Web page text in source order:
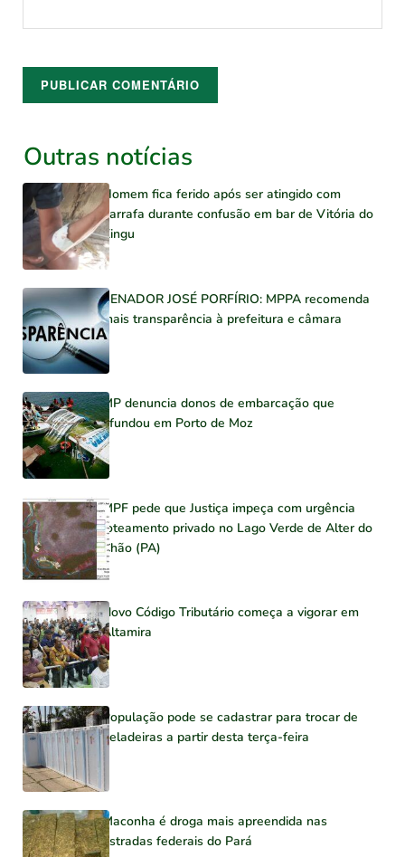
Outras notícias
Homem fica ferido após ser atingido com
garrafa durante confusão em bar de Vitória do
Xingu
SENADOR JOSÉ PORFÍRIO: MPPA recomenda
mais transparência à prefeitura e câmara
MP denuncia donos de embarcação que
afundou em Porto de Moz
MPF pede que Justiça impeça com urgência
loteamento privado no Lago Verde de Alter do
Chão (PA)
Novo Código Tributário começa a vigorar em
Altamira
População pode se cadastrar para trocar de
geladeiras a partir desta terça-feira
Maconha é droga mais apreendida nas
estradas federais do Pará